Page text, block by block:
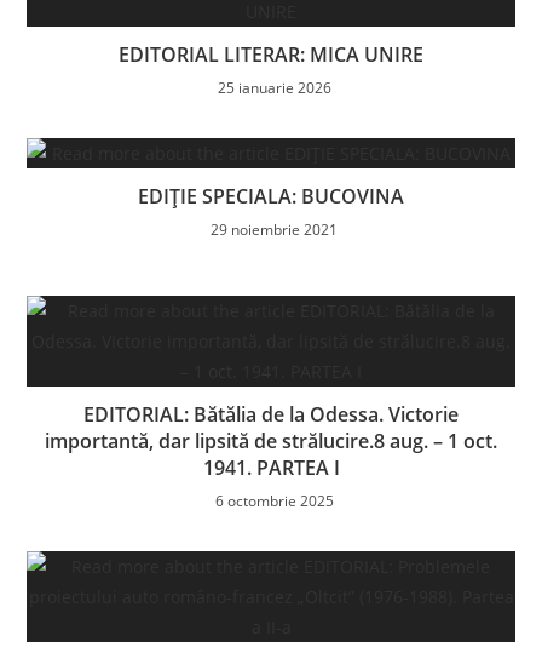
EDITORIAL LITERAR: MICA UNIRE
25 ianuarie 2026
EDIȚIE SPECIALA: BUCOVINA
29 noiembrie 2021
EDITORIAL: Bătălia de la Odessa. Victorie
importantă, dar lipsită de strălucire.8 aug. – 1 oct.
1941. PARTEA I
6 octombrie 2025